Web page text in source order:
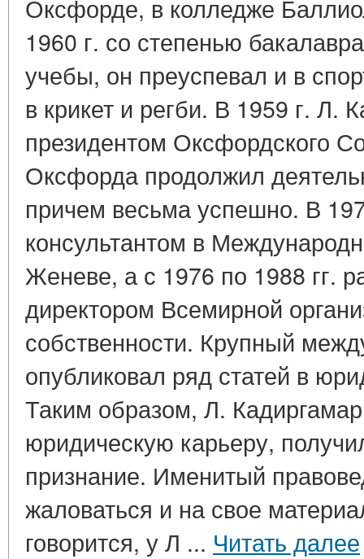
Оксфорде, в колледже
1960 г. со степенью
учебы, он преуспевал и в
в крикет и регби. В 1959 г. Л.
президентом Оксфордского
Оксфорда продолжил
причем весьма успешно. В
консультантом в
Женеве, а с 1976 по 1988 гг.
директором Всемирной
собственности. Крупный
опубликовал ряд статей в
Таким образом, Л.
юридическую карьеру,
признание. Именитый
жаловаться и на свое
говорится, у Л ... Читать далее